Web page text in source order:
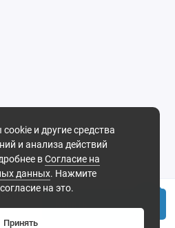
Автокресло AERO ISOFIX, ST-3, группа 0+1+2+3 (0-36 кг), (Indigo) (упак.1 шт.) (зеленый)
и другие средства
и анализа действий
вСогласие на
данных. Нажмите
на это.
Принять